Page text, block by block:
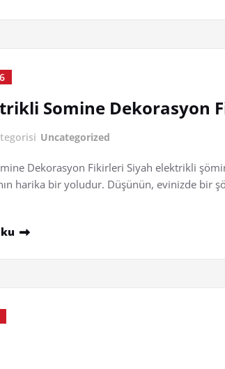
Somine Dekorasyon
Uncategorized
Dekorasyon Fikirleri Siyah elektrikli
harika bir yoludur. Düşünün, evinizde bir